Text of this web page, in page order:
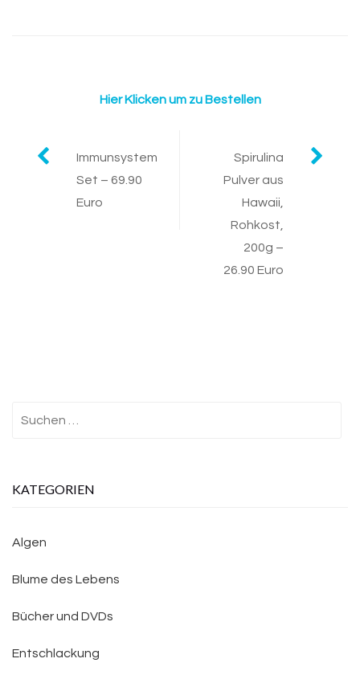
Hier Klicken um zu Bestellen
Post
navigation
Immunsystem
Set – 69.90
Euro
Spirulina
Pulver aus
Hawaii,
Rohkost,
200g –
26.90 Euro
KATEGORIEN
Algen
Blume des Lebens
Bücher und DVDs
Entschlackung